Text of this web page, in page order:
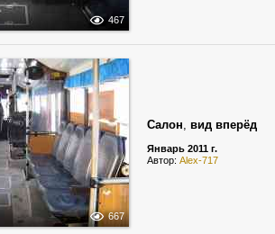
467
667
Салон, вид вперёд
Январь 2011 г.
Автор: Alex-717